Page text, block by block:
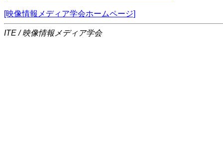
[映像情報メディア学会ホームページ]
ITE / 映像情報メディア学会